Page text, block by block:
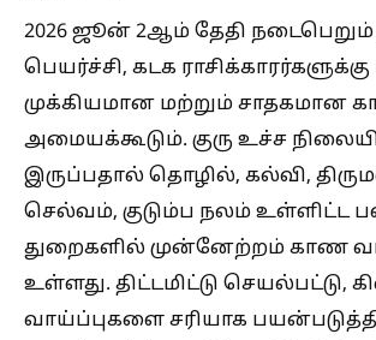
2026 ஜூன் 2ஆம் தேதி நடைபெறும்
பெயர்ச்சி, கடக ராசிக்காரர்களுக்கு
முக்கியமான மற்றும் சாதகமான
அமையக்கூடும். குரு உச்ச
இருப்பதால் தொழில், கல்வி,
செல்வம், குடும்ப நலம் உள்ளிட்ட
துறைகளில் முன்னேற்றம் காண
உள்ளது. திட்டமிட்டு செயல்பட்டு,
வாய்ப்புகளை சரியாக